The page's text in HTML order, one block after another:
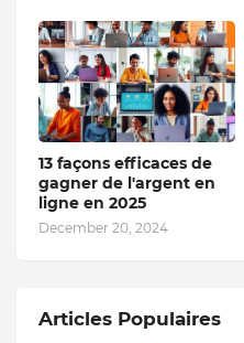
13 façons efficaces de
gagner de l'argent en
ligne en 2025
December 20, 2024
Articles Populaires